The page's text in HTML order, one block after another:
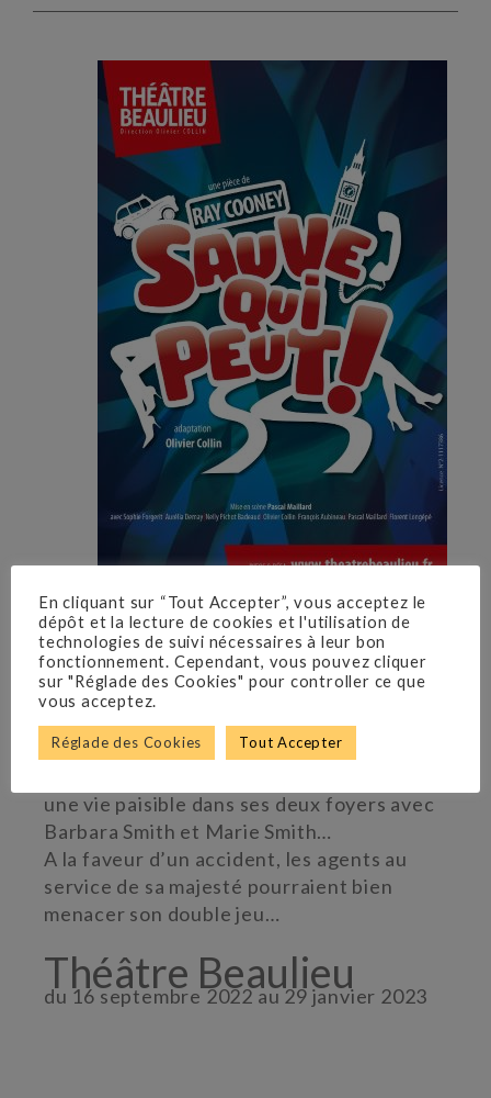
Ray Cooney
Au cœur de Londres, John Smith,
chauffeur de taxi, sait parfaitement
une vie paisible dans ses deux foyers avec
Barbara Smith et Marie Smith…
A la faveur d’un accident, les agents au
service de sa majesté pourraient bien
menacer son double jeu…
Théâtre Beaulieu
du 16 septembre 2022 au 29 janvier 2023
En cliquant sur “Tout Accepter”, vous acceptez le
dépôt et la lecture de cookies et l'utilisation de
technologies de suivi nécessaires à leur bon
fonctionnement. Cependant, vous pouvez cliquer
sur "Réglade des Cookies" pour controller ce que
vous acceptez.
Réglade des Cookies Tout Accepter